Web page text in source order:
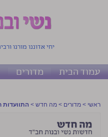
יחי אדוננו מורנו
עמוד הבית מדורים
ראשי > מדורים > מה חדש > התוועדות